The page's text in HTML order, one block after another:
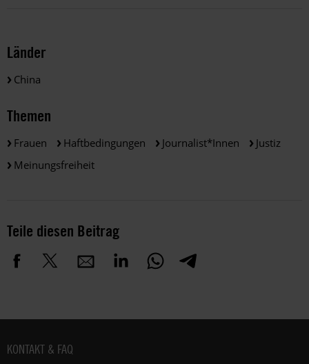
Länder
China
Themen
Frauen Haftbedingungen Journalist*innen
Justiz
Meinungsfreiheit
Teile diesen Beitrag
Fußbereich
KONTAKT & FAQ